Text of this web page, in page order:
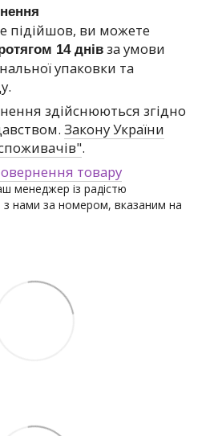
підійшов, ви можете
14 днів за умови
упаковки та
здійснюються згідно
Закону України
.
товару
менеджер із радістю
з нами за номером, вказаним на